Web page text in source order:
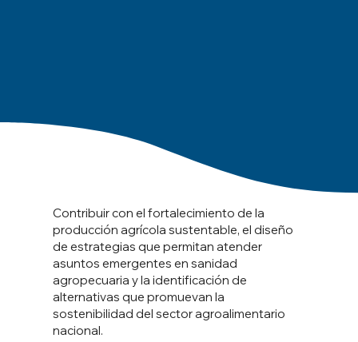
Contribuir con el fortalecimiento de la
producción agrícola sustentable, el diseño
de estrategias que permitan atender
asuntos emergentes en sanidad
agropecuaria y la identificación de
alternativas que promuevan la
sostenibilidad del sector agroalimentario
nacional.